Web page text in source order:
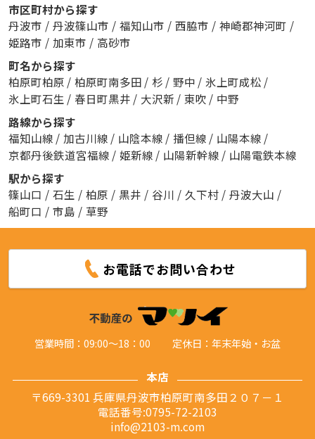
市区町村から探す
丹波市 / 丹波篠山市 / 福知山市 / 西脇市 / 神崎郡神河町 /
姫路市 / 加東市 / 高砂市
町名から探す
柏原町柏原 / 柏原町南多田 / 杉 / 野中 / 氷上町成松 /
氷上町石生 / 春日町黒井 / 大沢新 / 東吹 / 中野
路線から探す
福知山線 / 加古川線 / 山陰本線 / 播但線 / 山陽本線 /
京都丹後鉄道宮福線 / 姫新線 / 山陽新幹線 / 山陽電鉄本線
駅から探す
篠山口 / 石生 / 柏原 / 黒井 / 谷川 / 久下村 / 丹波大山 /
船町口 / 市島 / 草野
お電話でお問い合わせ
営業時間：09:00～18：00 定休日：年末年始・お盆
本店
〒669-3301 兵庫県丹波市柏原町南多田２０７－１
電話番号:0795-72-2103
info@2103-m.com